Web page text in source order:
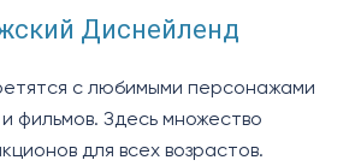
Диснейленд
с любимыми персонажами
фильмов. Здесь множество
для всех возрастов.